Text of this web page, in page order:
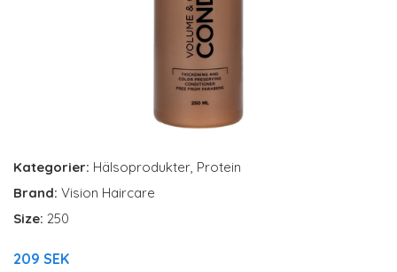
Kategorier: Hälsoprodukter, Protein
Brand: Vision Haircare
Size: 250
209 SEK